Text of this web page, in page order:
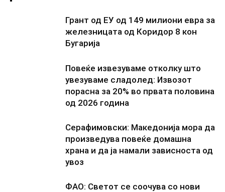
Грант од ЕУ од 149 милиони евра за
железницата од Коридор 8 кон
Бугарија
Повеќе извезуваме отколку што
увезуваме сладолед: Извозот
порасна за 20% во првата половина
од 2026 година
Серафимовски: Македонија мора да
произведува повеќе домашна
храна и да ја намали зависноста од
увоз
ФАО: Светот се соочува со нови